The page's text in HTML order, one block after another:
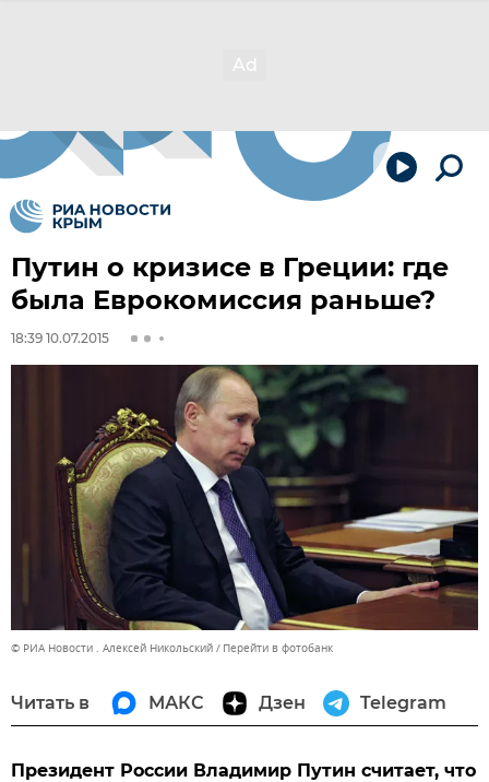
Путин о кризисе в Греции: где
была Еврокомиссия раньше?
18:39 10.07.2015
© РИА Новости . Алексей Никольский Перейти в фотобанк
Читать в МАКС Дзен Telegram
Президент России Владимир Путин считает, что